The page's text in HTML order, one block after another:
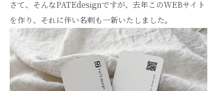
さて、そんなPATEdesignですが、去年このWEBサイト
を作り、それに伴い名刺も一新いたしました。